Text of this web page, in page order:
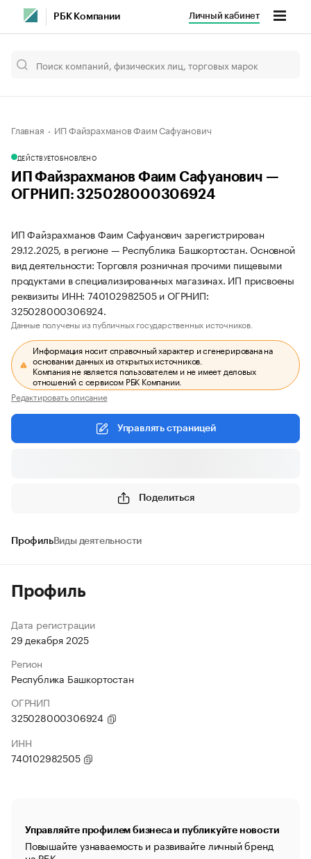
РБК Компании Личный кабинет
Главная ИП Файзрахманов Фаим Сафуанович
ДЕЙСТВУЕТОБНОВЛЕНО
ИП Файзрахманов Фаим Сафуанович —
ОГРНИП: 325028000306924
ИП Файзрахманов Фаим Сафуанович зарегистрирован
29.12.2025, в регионе — Республика Башкортостан. Основной
вид деятельности: Торговля розничная прочими пищевыми
продуктами в специализированных магазинах. ИП присвоены
реквизиты ИНН: 740102982505 и ОГРНИП:
325028000306924.
Данные получены из публичных государственных источников.
Информация носит справочный характер и сгенерирована на
основании данных из открытых источников.
Компания не является пользователем и не имеет деловых
отношений с сервисом РБК Компании.
Редактировать описание
Управлять страницей
Поделиться
ПрофильВиды деятельности
Профиль
Дата регистрации
29 декабря 2025
Регион
Республика Башкортостан
ОГРНИП
325028000306924
ИНН
740102982505
Управляйте профилем бизнеса и публикуйте новости
Повышайте узнаваемость и развивайте личный бренд